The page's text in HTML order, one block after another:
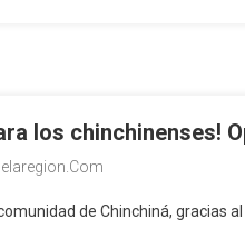
los chinchinenses!
de Chinchiná, gracias